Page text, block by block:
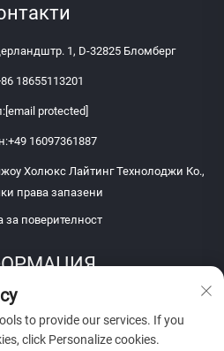
1, D-32825 Бломберг
18655113201
[email protected]
+49 16097361887
Холюкс Лайтинг Технолоджи Ко.,
права запазени
за поверителност
нашия седмичен бюлетин
to provide our services. If you
click Personalize cookies.